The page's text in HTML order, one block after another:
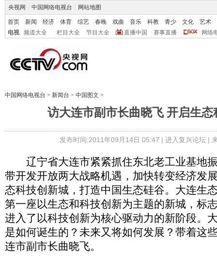
央视网 中国网络电视台 网站地图
首页 新闻 经济 体育 综艺 春晚 戏曲 音乐 科教 青少 文化
艺术
电视
频道大全 栏目大全 节目大全 直播中国 赛事直播 网络
中国网络电视台 > 新闻台 > 中国图文 >
访大连市副市长曲晓飞 开启生态
发布时间:2011年09月14日 05:47 | 进入复兴论坛|
辽宁省大连市紧紧抓住东北老工业基地
带开发开放两大战略机遇，加快转变经济发
态科技创新城，打造中国生态硅谷。大连生
第一座以生态和科技创新为主题的新城，标
进入了以科技创新为核心驱动力的新阶段。
是如何诞生的？未来又将如何发展？带着这
连市副市长曲晓飞。